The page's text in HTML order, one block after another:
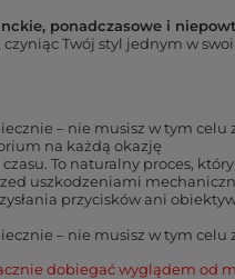
ponadczasowe i
, czyniąc Twój styl jednym w
– nie musisz w tym celu
na każdą okazję
To naturalny proces,
uszkodzeniami
przycisków ani
– nie musisz w tym celu
dobiegać wyglądem od